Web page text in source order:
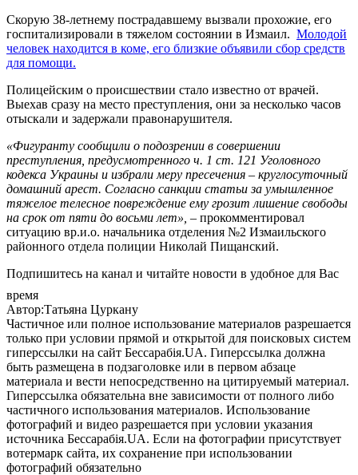
Скорую 38-летнему пострадавшему вызвали прохожие, его
госпитализировали в тяжелом состоянии в Измаил. Молодой
человек находится в коме, его близкие объявили сбор средств
для помощи.
Полицейским о происшествии стало известно от врачей.
Выехав сразу на место преступления, они за несколько часов
отыскали и задержали правонарушителя.
«Фигуранту сообщили о подозрении в совершении
преступления, предусмотренного ч. 1 ст. 121 Уголовного
кодекса Украины и избрали меру пресечения – круглосуточный
домашний арест. Согласно санкции статьи за умышленное
тяжелое телесное повреждение ему грозит лишение свободы
на срок от пяти до восьми лет», – прокомментировал
ситуацию вр.и.о. начальника отделения №2 Измаильского
районного отдела полиции Николай Пищанский.
Подпишитесь на канал и читайте новости в удобное для Вас
время
Автор:Татьяна Цуркану
Частичное или полное использование материалов разрешается
только при условии прямой и открытой для поисковых систем
гиперссылки на сайт Бессарабія.UA. Гиперссылка должна
быть размещена в подзаголовке или в первом абзаце
материала и вести непосредственно на цитируемый материал.
Гиперссылка обязательна вне зависимости от полного либо
частичного использования материалов. Использование
фотографий и видео разрешается при условии указания
источника Бессарабія.UA. Если на фотографии присутствует
вотермарк сайта, их сохранение при использовании
фотографий обязательно